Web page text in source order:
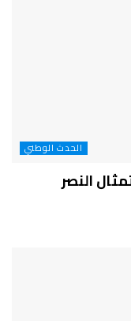
الحدث الوطني
النصر